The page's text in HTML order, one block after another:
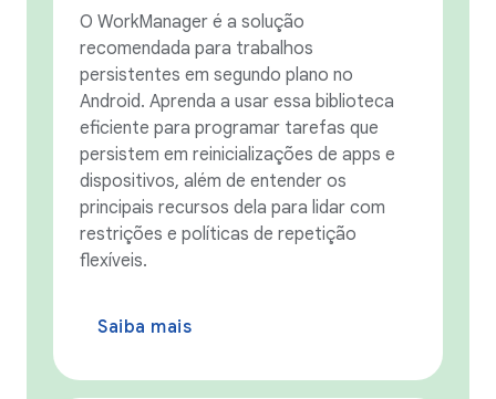
O WorkManager é a solução
recomendada para trabalhos
persistentes em segundo plano no
Android. Aprenda a usar essa biblioteca
eficiente para programar tarefas que
persistem em reinicializações de apps e
dispositivos, além de entender os
principais recursos dela para lidar com
restrições e políticas de repetição
flexíveis.
Saiba mais